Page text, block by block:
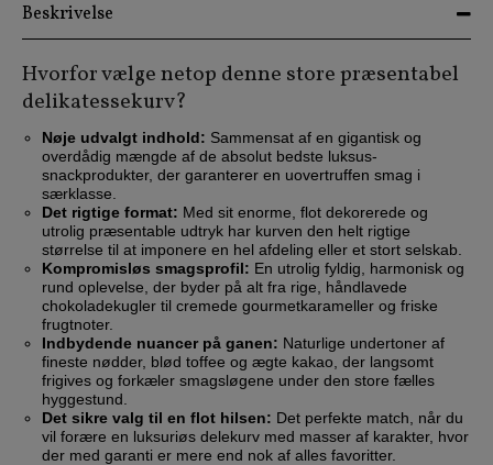
Beskrivelse
Hvorfor vælge netop denne store præsentabel
delikatessekurv?
Nøje udvalgt indhold: Sammensat af en gigantisk og
overdådig mængde af de absolut bedste luksus-
snackprodukter, der garanterer en uovertruffen smag i
særklasse.
Det rigtige format: Med sit enorme, flot dekorerede og
utrolig præsentable udtryk har kurven den helt rigtige
størrelse til at imponere en hel afdeling eller et stort selskab.
Kompromisløs smagsprofil: En utrolig fyldig, harmonisk og
rund oplevelse, der byder på alt fra rige, håndlavede
chokoladekugler til cremede gourmetkarameller og friske
frugtnoter.
Indbydende nuancer på ganen: Naturlige undertoner af
fineste nødder, blød toffee og ægte kakao, der langsomt
frigives og forkæler smagsløgene under den store fælles
hyggestund.
Det sikre valg til en flot hilsen: Det perfekte match, når du
vil forære en luksuriøs delekurv med masser af karakter, hvor
der med garanti er mere end nok af alles favoritter.